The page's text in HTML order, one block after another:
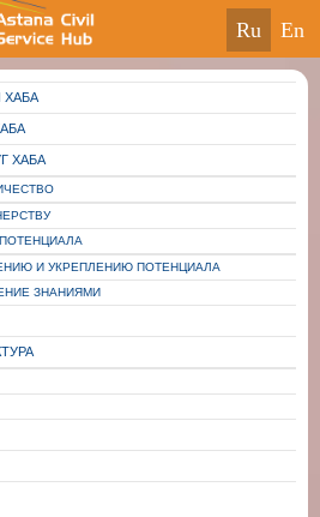
ru en
ХАБА
И УКРЕПЛЕНИЮ ПОТЕНЦИАЛА
ЗНАНИЯМИ